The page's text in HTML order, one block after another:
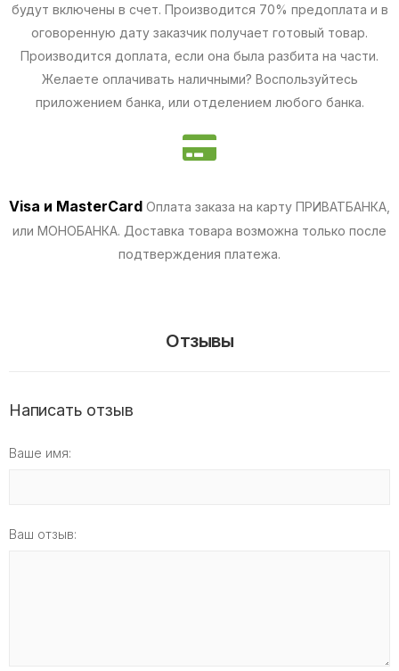
будут включены в счет. Производится 70% предоплата и в
оговоренную дату заказчик получает готовый товар.
Производится доплата, если она была разбита на части.
Желаете оплачивать наличными? Воспользуйтесь
приложением банка, или отделением любого банка.
Visa и MasterCard Оплата заказа на карту ПРИВАТБАНКА,
или МОНОБАНКА. Доставка товара возможна только после
подтверждения платежа.
Отзывы
Написать отзыв
Ваше имя:
Ваш отзыв: